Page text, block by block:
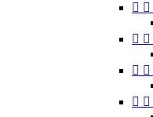
 
 
 
 